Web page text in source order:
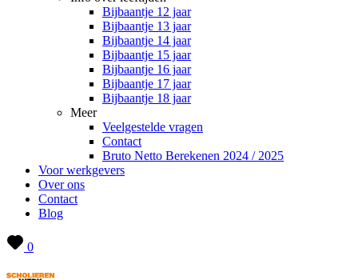
Bijbaantje 12 jaar
Bijbaantje 13 jaar
Bijbaantje 14 jaar
Bijbaantje 15 jaar
Bijbaantje 16 jaar
Bijbaantje 17 jaar
Bijbaantje 18 jaar
Meer
Veelgestelde vragen
Contact
Bruto Netto Berekenen 2024 / 2025
Voor werkgevers
Over ons
Contact
Blog
0